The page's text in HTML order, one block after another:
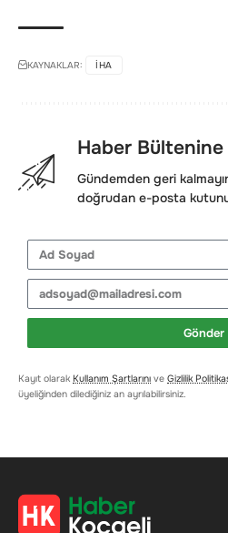
KAYNAKLAR: IHA
Haber
Gündemden geri
doğrudan e-posta
Gönder
Kayıt olarak Kullanım Şartlarını ve Gizlilik
üyeliğinden dilediğiniz an ayrılabilirsiniz.